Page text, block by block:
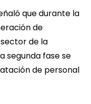
que durante la
de
de la
segunda fase se
de personal